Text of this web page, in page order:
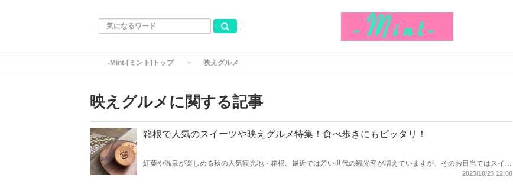
-Mint-[ミント]トップ 映えグルメ
映えグルメに関する記事
箱根で人気のスイーツや映えグルメ特集！食べ歩きにもピッタリ！
紅葉や温泉が楽しめる秋の人気観光地・箱根。最近では若い世代の観光客が増えていますが、そのお目当てはスイー
2023/10/23 12:00